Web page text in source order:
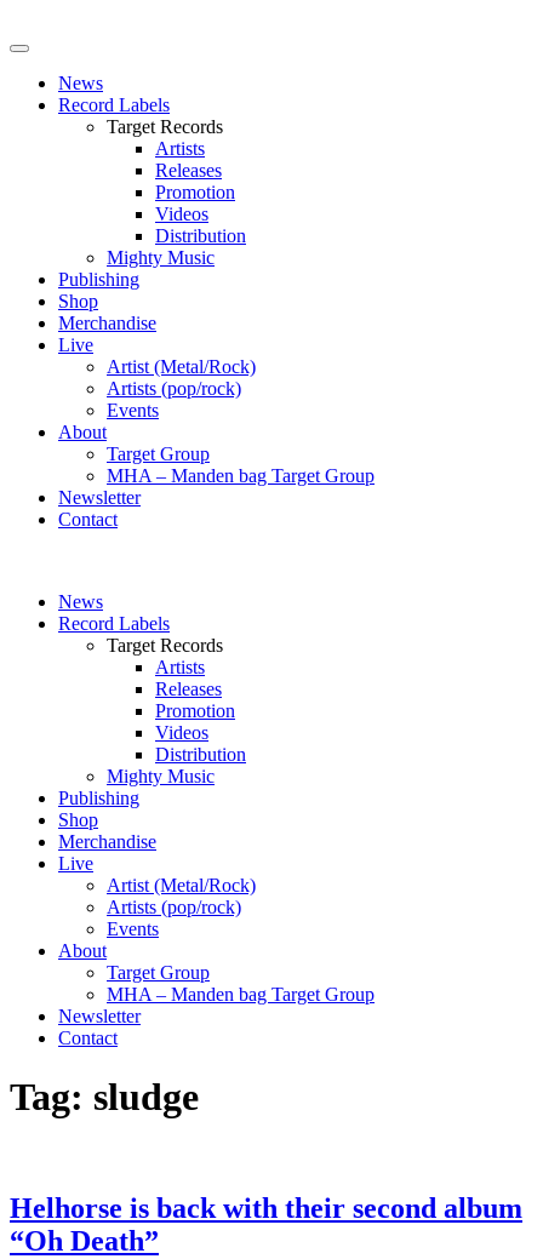
News
Record Labels
Target Records
Artists
Releases
Promotion
Videos
Distribution
Mighty Music
Publishing
Shop
Merchandise
Live
Artist (Metal/Rock)
Artists (pop/rock)
Events
About
Target Group
MHA – Manden bag Target Group
Newsletter
Contact
News
Record Labels
Target Records
Artists
Releases
Promotion
Videos
Distribution
Mighty Music
Publishing
Shop
Merchandise
Live
Artist (Metal/Rock)
Artists (pop/rock)
Events
About
Target Group
MHA – Manden bag Target Group
Newsletter
Contact
Tag: sludge
Helhorse is back with their second album
“Oh Death”